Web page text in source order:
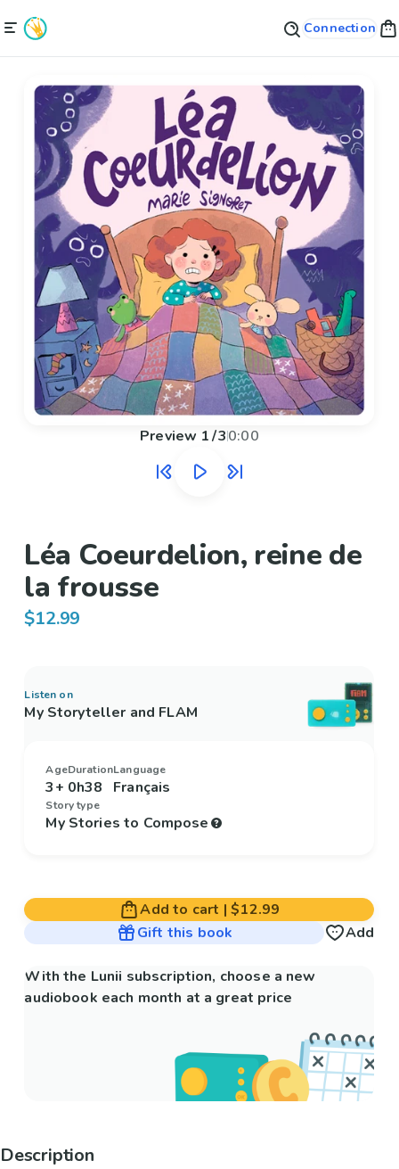
Connection
Preview 1/30:00
Léa Coeurdelion, reine de
la frousse
$12.99
Listen on
My Storyteller and FLAM
Age
3+
Duration
0h38
Language
Français
Story type
My Stories to Compose
Add to cart |$12.99
Gift this book
Add
With the Lunii subscription, choose a new
audiobook each month at a great price
Description